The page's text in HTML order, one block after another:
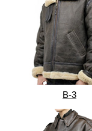
B-3